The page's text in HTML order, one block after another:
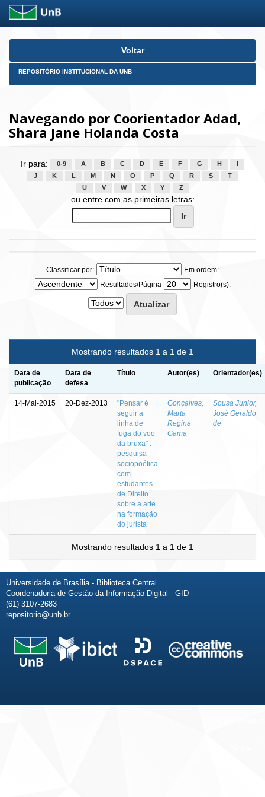
Skip
Voltar
REPOSITÓRIO INSTITUCIONAL DA UNB
Navegando por Coorientador Adad,
Shara Jane Holanda Costa
Ir para: 0-9 A B C D E F G H
J
K L M N O P Q R S
T
U
V W X Y Z
ou entre com as primeiras letras:
Classificar por:
Em ordem:
Resultados/Página
Registro(s):
Mostrando resultados 1 a 1 de 1
Data de
publicação
Data de
defesa
Título Autor(es) Orientador(es)
14-Mai-2015 20-Dez-2013
"Pensar é
seguir a
linha de
fuga do voo
da bruxa" :
pesquisa
sociopoética
com
estudantes
de Direito
sobre a arte
na formação
do jurista
Gonçalves,
Marta
Regina
Gama
Sousa Junior,
José Geraldo
de
Mostrando resultados 1 a 1 de 1
Universidade de Brasília - Biblioteca Central
Coordenadoria de Gestão da Informação Digital - GID
(61) 3107-2683
repositorio@unb.br